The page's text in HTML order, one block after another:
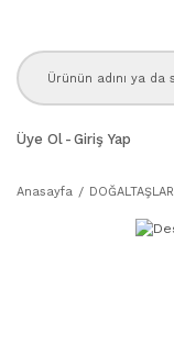
Üye Ol - Giriş Yap
Anasayfa DOĞALTAŞLAR